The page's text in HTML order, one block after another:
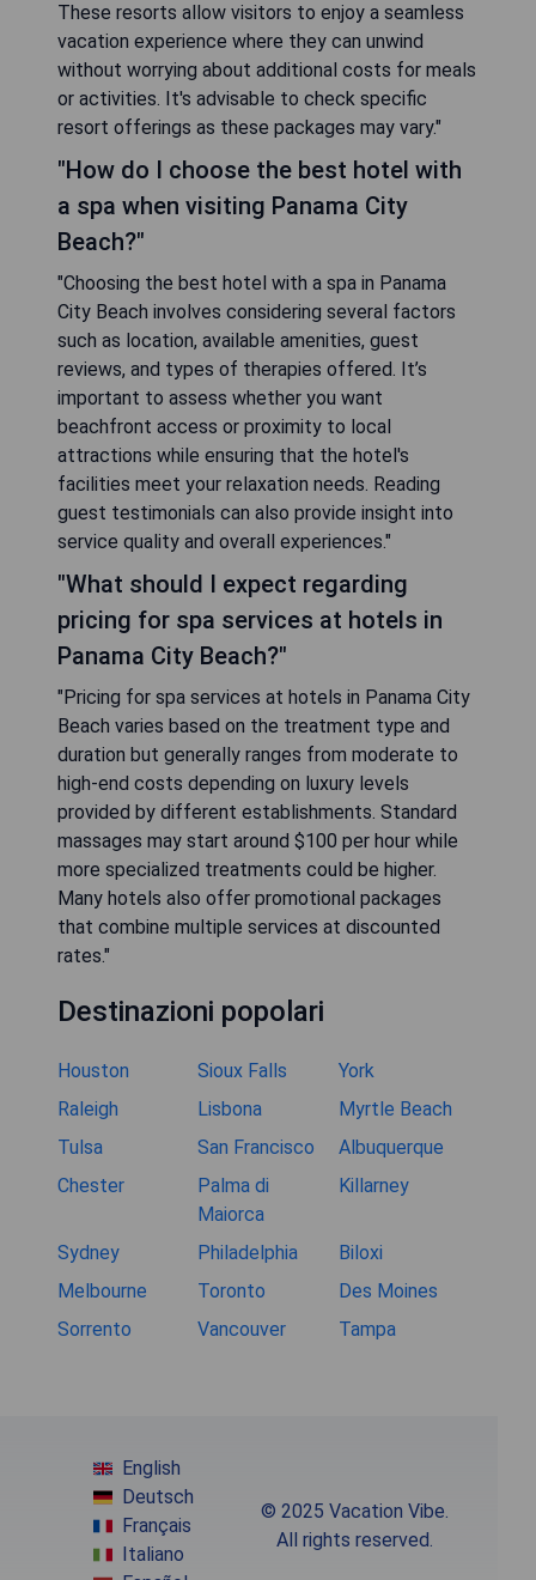
These resorts allow visitors to enjoy a seamless
vacation experience where they can unwind
without worrying about additional costs for meals
or activities. It's advisable to check specific
resort offerings as these packages may vary."
"How do I choose the best hotel with
a spa when visiting Panama City
Beach?"
"Choosing the best hotel with a spa in Panama
City Beach involves considering several factors
such as location, available amenities, guest
reviews, and types of therapies offered. It’s
important to assess whether you want
beachfront access or proximity to local
attractions while ensuring that the hotel's
facilities meet your relaxation needs. Reading
guest testimonials can also provide insight into
service quality and overall experiences."
"What should I expect regarding
pricing for spa services at hotels in
Panama City Beach?"
"Pricing for spa services at hotels in Panama City
Beach varies based on the treatment type and
duration but generally ranges from moderate to
high-end costs depending on luxury levels
provided by different establishments. Standard
massages may start around $100 per hour while
more specialized treatments could be higher.
Many hotels also offer promotional packages
that combine multiple services at discounted
rates."
Destinazioni popolari
Houston Sioux Falls
York
Raleigh
Lisbona
Myrtle Beach
Tulsa
San Francisco
Albuquerque
Chester
Palma di
Maiorca
Killarney
Sydney Philadelphia
Biloxi
Melbourne
Toronto
Des Moines
Sorrento
Vancouver Tampa
English
Deutsch
Français
Italiano
© 2025 Vacation Vibe.
All rights reserved.